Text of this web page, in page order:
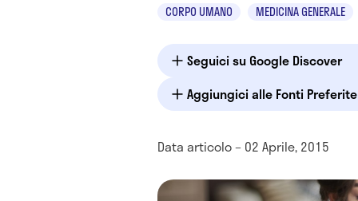
CORPO UMANO MEDICINA GENERALE
Seguici su Google Discover
Aggiungici alle Fonti
Data articolo – 02 Aprile, 2015